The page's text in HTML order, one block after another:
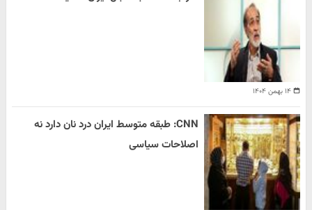
۱۴ بهمن ۱۴۰۴
CNN: طبقه متوسط ایران درد نان دارد نه
اصلاحات سیاسی